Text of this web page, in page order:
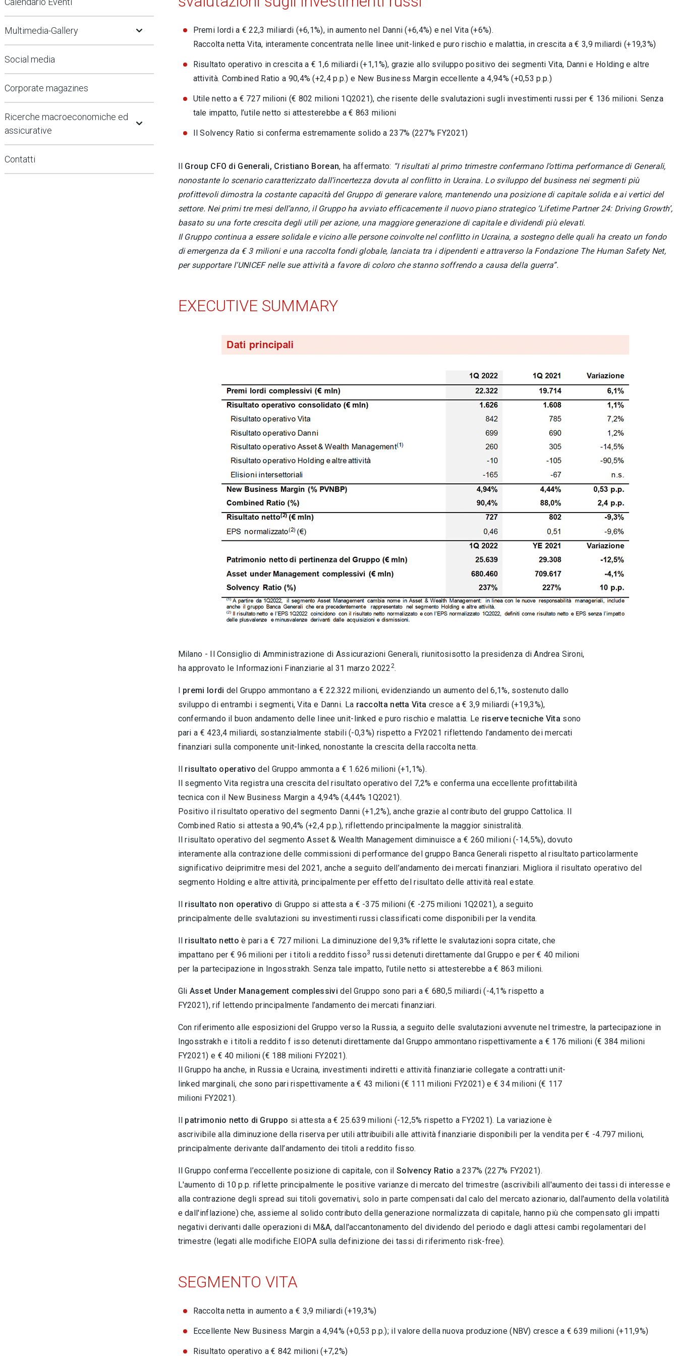
Multimedia-Gallery Open Submenu
Social media
Corporate magazines
Ricerche macroeconomiche ed
assicurative
Contatti
Premi lordi a € 22,3 miliardi (+6,1%), in aumento nel Danni (+6,4%) e nel Vita (+6%).
Raccolta netta Vita, interamente concentrata nelle linee unit-linked e puro rischio e malattia, in crescita a € 3,9 miliardi (+19,3%)
Risultato operativo in crescita a € 1,6 miliardi (+1,1%), grazie allo sviluppo positivo dei segmenti Vita, Danni e Holding e altre
attività. Combined Ratio a 90,4% (+2,4 p.p.) e New Business Margin eccellente a 4,94% (+0,53 p.p.)
Utile netto a € 727 milioni (€ 802 milioni 1Q2021), che risente delle svalutazioni sugli investimenti russi per € 136 milioni. Senza
tale impatto, l’utile netto si attesterebbe a € 863 milioni
Il Solvency Ratio si conferma estremamente solido a 237% (227% FY2021)
Il Group CFO di Generali, Cristiano Borean, ha affermato: “I risultati al primo trimestre confermano l’ottima performance di Generali,
nonostante lo scenario caratterizzato dall’incertezza dovuta al conflitto in Ucraina. Lo sviluppo del business nei segmenti più
profittevoli dimostra la costante capacità del Gruppo di generare valore, mantenendo una posizione di capitale solida e ai vertici del
settore. Nei primi tre mesi dell’anno, il Gruppo ha avviato efficacemente il nuovo piano strategico ‘Lifetime Partner 24: Driving Growth’,
basato su una forte crescita degli utili per azione, una maggiore generazione di capitale e dividendi più elevati.
Il Gruppo continua a essere solidale e vicino alle persone coinvolte nel conflitto in Ucraina, a sostegno delle quali ha creato un fondo
di emergenza da € 3 milioni e una raccolta fondi globale, lanciata tra i dipendenti e attraverso la Fondazione The Human Safety Net,
per supportare l’UNICEF nelle sue attività a favore di coloro che stanno soffrendo a causa della guerra”.
EXECUTIVE SUMMARY
Milano - Il Consiglio di Amministrazione di Assicurazioni Generali, riunitosisotto la presidenza di Andrea Sironi,
ha approvato le Informazioni Finanziarie al 31 marzo 20222.
I premi lordi del Gruppo ammontano a € 22.322 milioni, evidenziando un aumento del 6,1%, sostenuto dallo
sviluppo di entrambi i segmenti, Vita e Danni. La raccolta netta Vita cresce a € 3,9 miliardi (+19,3%),
confermando il buon andamento delle linee unit-linked e puro rischio e malattia. Le riserve tecniche Vita sono
pari a € 423,4 miliardi, sostanzialmente stabili (-0,3%) rispetto a FY2021 riflettendo l’andamento dei mercati
finanziari sulla componente unit-linked, nonostante la crescita della raccolta netta.
Il risultato operativo del Gruppo ammonta a € 1.626 milioni (+1,1%).
Il segmento Vita registra una crescita del risultato operativo del 7,2% e conferma una eccellente profittabilità
tecnica con il New Business Margin a 4,94% (4,44% 1Q2021).
Positivo il risultato operativo del segmento Danni (+1,2%), anche grazie al contributo del gruppo Cattolica. Il
Combined Ratio si attesta a 90,4% (+2,4 p.p.), riflettendo principalmente la maggior sinistralità.
Il risultato operativo del segmento Asset & Wealth Management diminuisce a € 260 milioni (-14,5%), dovuto
interamente alla contrazione delle commissioni di performance del gruppo Banca Generali rispetto al risultato particolarmente
significativo deiprimitre mesi del 2021, anche a seguito dell’andamento dei mercati finanziari. Migliora il risultato operativo del
segmento Holding e altre attività, principalmente per effetto del risultato delle attività real estate.
Il risultato non operativo di Gruppo si attesta a € -375 milioni (€ -275 milioni 1Q2021), a seguito
principalmente delle svalutazioni su investimenti russi classificati come disponibili per la vendita.
Il risultato netto è pari a € 727 milioni. La diminuzione del 9,3% riflette le svalutazioni sopra citate, che
impattano per € 96 milioni per i titoli a reddito fisso3 russi detenuti direttamente dal Gruppo e per € 40 milioni
per la partecipazione in Ingosstrakh. Senza tale impatto, l’utile netto si attesterebbe a € 863 milioni.
Gli Asset Under Management complessivi del Gruppo sono pari a € 680,5 miliardi (-4,1% rispetto a
FY2021), rif lettendo principalmente l’andamento dei mercati finanziari.
Con riferimento alle esposizioni del Gruppo verso la Russia, a seguito delle svalutazioni avvenute nel trimestre, la partecipazione in
Ingosstrakh e i titoli a reddito f isso detenuti direttamente dal Gruppo ammontano rispettivamente a € 176 milioni (€ 384 milioni
FY2021) e € 40 milioni (€ 188 milioni FY2021).
Il Gruppo ha anche, in Russia e Ucraina, investimenti indiretti e attività finanziarie collegate a contratti unit-
linked marginali, che sono pari rispettivamente a € 43 milioni (€ 111 milioni FY2021) e € 34 milioni (€ 117
milioni FY2021).
Il patrimonio netto di Gruppo si attesta a € 25.639 milioni (-12,5% rispetto a FY2021). La variazione è
ascrivibile alla diminuzione della riserva per utili attribuibili alle attività finanziarie disponibili per la vendita per € -4.797 milioni,
principalmente derivante dall’andamento dei titoli a reddito fisso.
Il Gruppo conferma l’eccellente posizione di capitale, con ilSolvency Ratio a 237% (227% FY2021).
L'aumento di 10 p.p. riflette principalmente le positive varianze di mercato del trimestre (ascrivibili all'aumento dei tassi di interesse e
alla contrazione degli spread sui titoli governativi, solo in parte compensati dal calo del mercato azionario, dall'aumento della volatilità
e dall'inflazione) che, assieme al solido contributo della generazione normalizzata di capitale, hanno più che compensato gli impatti
negativi derivanti dalle operazioni di M&A, dall'accantonamento del dividendo del periodo e dagli attesi cambi regolamentari del
trimestre (legati alle modifiche EIOPA sulla definizione dei tassi di riferimento risk-free).
SEGMENTO VITA
Raccolta netta in aumento a € 3,9 miliardi (+19,3%)
Eccellente New Business Margin a 4,94% (+0,53 p.p.); il valore della nuova produzione (NBV) cresce a € 639 milioni (+11,9%)
Risultato operativo a € 842 milioni (+7,2%)